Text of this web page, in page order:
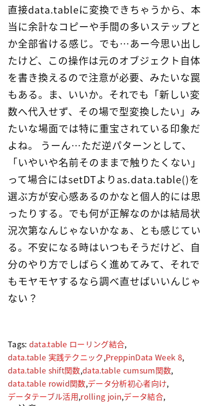
直接data.tableに変換できちゃうから、本
当に余計なコピーや手間の多いステップと
か全部省ける感じ。でも…あー今思い出し
たけど、この操作は元のオブジェクト自体
を書き換えるので注意が必要、みたいな罠
もある。ま、いいか。それでも「新しい変
数へ代入せず、その場で型変換したい」み
たいな場面では特に重宝されている印象だ
よね。 うーん…ただ逆パターンとして、
「いやいや名前そのままで触りたくない」
って場合にはsetDTよりas.data.table()を
選ぶ方が安心感あるのかなと個人的には思
ったりする。でも何が正解なのかは結局状
況次第なんじゃないかなぁ、とも感じてい
る。不安になる時はいつもそうだけど、自
分のやり方でしばらく進めてみて、それで
もモヤモヤするなら調べ直せばいいんじゃ
ない？
Tags: data.table ローリング結合,
data.table 実践テクニック,PreppinData Week 8,
data.table shift関数,data.table cumsum関数,
data.table rowid関数,データ分析初心者向け,
データテーブル活用,rolling join,データ結合,